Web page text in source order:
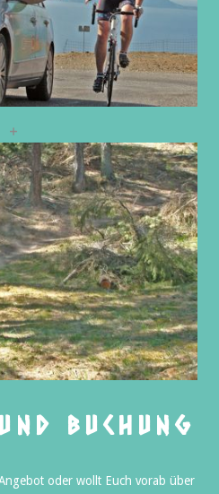
Buchung
oder wollt Euch vorab über